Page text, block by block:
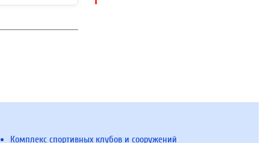
Комплекс спортивных клубов и сооружений